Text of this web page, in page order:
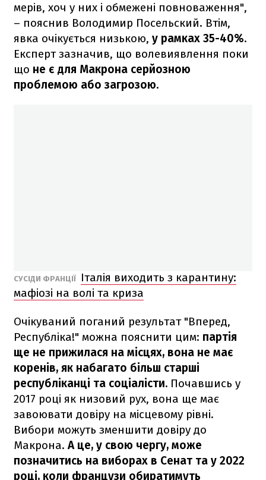
мерів, хоч у них і обмежені повноваження",
– пояснив Володимир Посельский. Втім,
явка очікується низькою, у рамках 35-40%.
Експерт зазначив, що волевиявлення поки
що не є для Макрона серйозною
проблемою або загрозою.
СУСІДИ ФРАНЦІЇ
Італія виходить з карантину:
мафіозі на волі та криза
Очікуваний поганий результат "Вперед,
Республіка!" можна пояснити цим: партія
ще не прижилася на місцях, вона не має
коренів, як набагато більш старші
республіканці та соціалісти. Почавшись у
2017 році як низовий рух, вона ще має
завоювати довіру на місцевому рівні.
Вибори можуть зменшити довіру до
Макрона. А це, у свою чергу, може
позначитись на виборах в Сенат та у 2022
році, коли французи обиратимуть